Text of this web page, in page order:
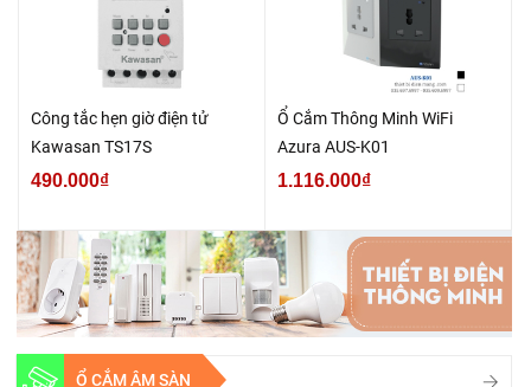
Công tắc hẹn giờ điện tử
Kawasan TS17S
490.000₫
Ổ Cắm Thông Minh WiFi
Azura AUS-K01
1.116.000₫
Ổ CẮM ÂM SÀN